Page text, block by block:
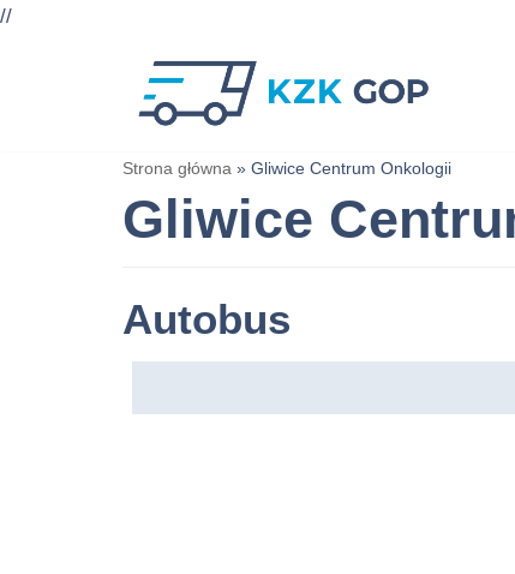
//
Strona główna » Gliwice Centrum Onkologii
Gliwice
Autobus